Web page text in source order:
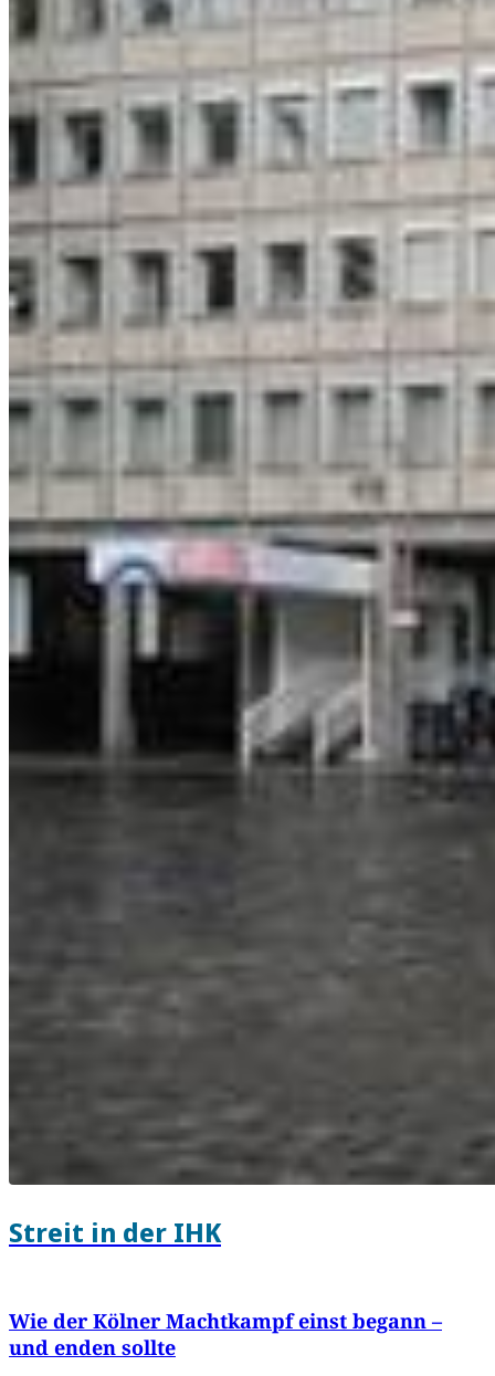
Streit in der IHK
Wie der Kölner Machtkampf einst begann –
und enden sollte